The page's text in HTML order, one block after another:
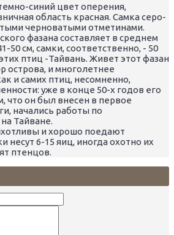
синий цвет оперения,
область красная. Самка серо-
черноватыми отметинами.
фазана составляет в среднем
50 см, самки, соответственно, - 50
птиц -Тайвань. Живет этот фазан
острова, и многолетнее
и самих птиц, несомненно,
уже в конце 50-х годов его
что он был внесен в первое
начались работы по
Тайване.
и хорошо поедают
несут 6-15 яиц, иногда охотно их
птенцов.